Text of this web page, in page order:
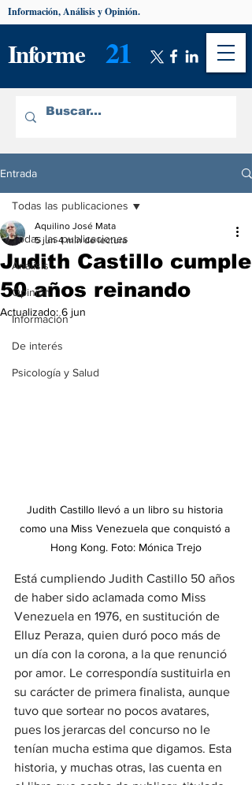
Informe 21
Información, Análisis y Opinión.
Entrada
Todas las publicaciones
Análisis
Opinión
Información
De interés
Psicología y Salud
Todas las publicaciones
Judith Castillo cumple
50 años reinando
Aquilino José Mata
5 jun 4 min de lectura
Actualizado: 6 jun
Judith Castillo llevó a un libro su historia
como una Miss Venezuela que conquistó a
Hong Kong. Foto: Mónica Trejo
Está cumpliendo Judith Castillo 50 años
de haber sido aclamada como Miss
Venezuela en 1976, en sustitución de
Elluz Peraza, quien duró poco más de
un día con la corona, a la que renunció
por amor. Le correspondía sustituirla en
su carácter de primera finalista, aunque
tuvo que sortear no pocos avatares,
pues los jerarcas del concurso no le
tenían mucha estima que digamos. Esta
historia, y muchas otras, las cuenta en